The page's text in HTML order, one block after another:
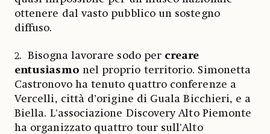
ottenere dal vasto pubblico un sostegno
diffuso.
2. Bisogna lavorare sodo per creare
entusiasmo nel proprio territorio. Simonetta
Castronovo ha tenuto quattro conferenze a
Vercelli, città d’origine di Guala Bicchieri, e a
Biella. L'associazione Discovery Alto Piemonte
ha organizzato quattro tour sull'Alto